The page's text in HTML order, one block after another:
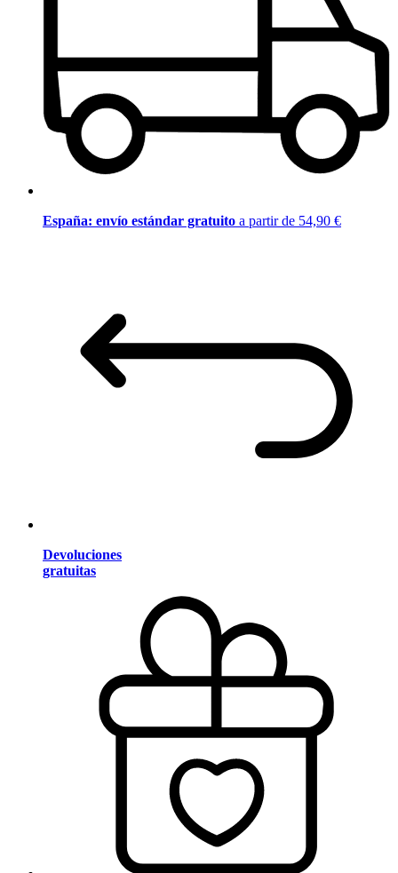
España: envío estándar gratuito a partir de 54,90 €
Devoluciones
gratuitas